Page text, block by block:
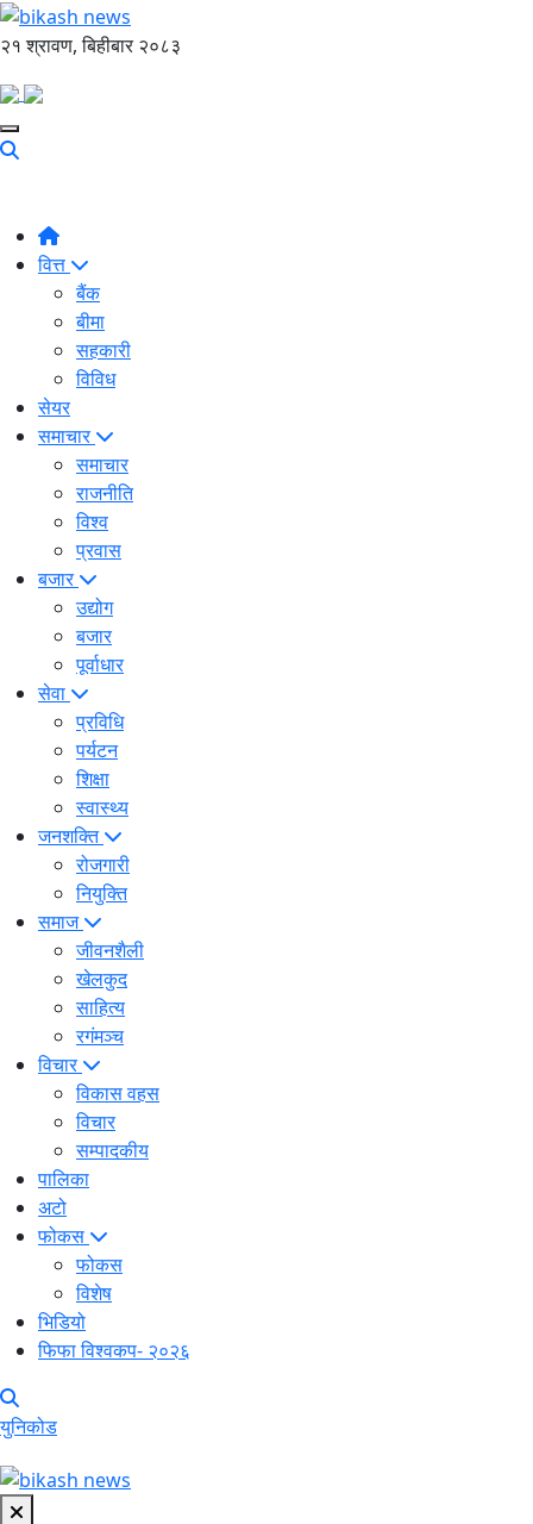
२१ श्रावण, बिहीबार २०८३
वित्त
बैंक
बीमा
सहकारी
विविध
सेयर
समाचार
समाचार
राजनीति
विश्व
प्रवास
बजार
उद्योग
बजार
पूर्वाधार
सेवा
प्रविधि
पर्यटन
शिक्षा
स्वास्थ्य
जनशक्ति
रोजगारी
नियुक्ति
समाज
जीवनशैली
खेलकुद
साहित्य
रगंमञ्च
विचार
विकास वहस
विचार
सम्पादकीय
पालिका
अटो
फोकस
फोकस
विशेष
भिडियो
फिफा विश्वकप- २०२६
युनिकोड